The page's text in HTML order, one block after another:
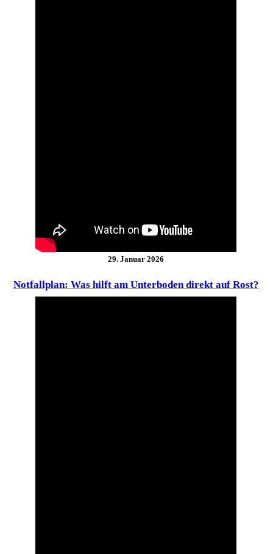
29. Januar 2026
Notfallplan: Was hilft am Unterboden direkt auf Rost?